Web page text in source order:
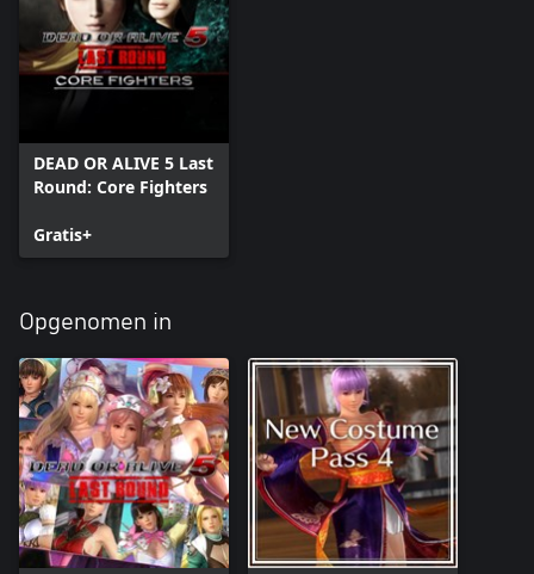
DEAD OR ALIVE 5 Last
Round: Core Fighters
Gratis+
Opgenomen in